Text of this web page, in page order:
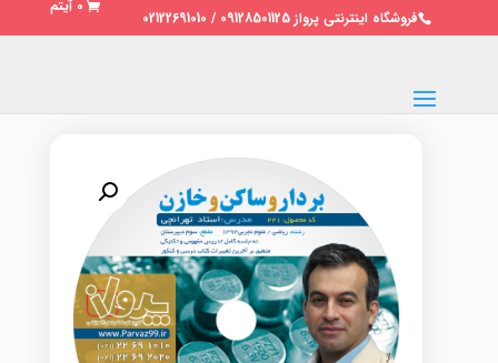
فروشگاه اینترنتی پرواز 09128501125 / 02122691010
0 آیتم